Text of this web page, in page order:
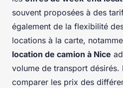
souvent proposées à des
également de la flexibilité
locations à la carte,
location de camion à Nice
volume de transport
comparer les prix des